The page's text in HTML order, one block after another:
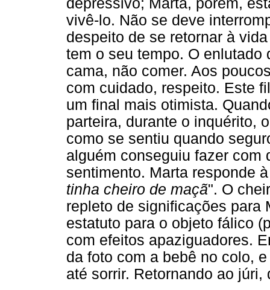
vivê-lo. Não se deve
despeito de se retornar à
tem o seu tempo. O enlutado
cama, não comer. Aos
com cuidado, respeito. Este
um final mais otimista.
parteira, durante o inquérito,
como se sentiu quando
alguém conseguiu fazer com
sentimento. Marta responde
tinha cheiro de maçã". O
repleto de significações para
estatuto para o objeto fálico
com efeitos apaziguadores.
da foto com a bebê no colo,
até sorrir. Retornando ao júri,